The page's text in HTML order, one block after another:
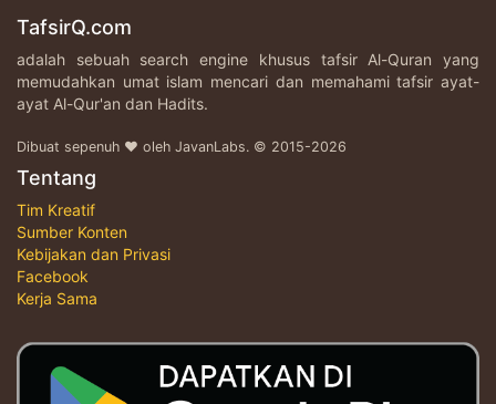
TafsirQ.com
adalah sebuah search engine khusus tafsir Al-Quran yang
memudahkan umat islam mencari dan memahami tafsir ayat-
ayat Al-Qur'an dan Hadits.
Dibuat sepenuh ♥ oleh JavanLabs. © 2015-2026
Tentang
Tim Kreatif
Sumber Konten
Kebijakan dan Privasi
Facebook
Kerja Sama